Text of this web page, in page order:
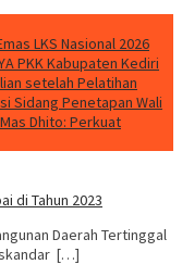
LKS Nasional 2026
PKK Kabupaten Kediri
setelah Pelatihan
Sidang Penetapan Wali
Dhito: Perkuat
di Tahun 2023
Daerah Tertinggal
[…]